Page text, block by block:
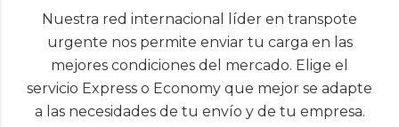
Nuestra red internacional líder en transpote
urgente nos permite enviar tu carga en las
mejores condiciones del mercado. Elige el
servicio Express o Economy que mejor se adapte
a las necesidades de tu envío y de tu empresa.